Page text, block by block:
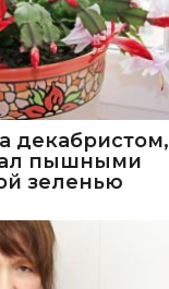
декабристом,
пышными
зеленью